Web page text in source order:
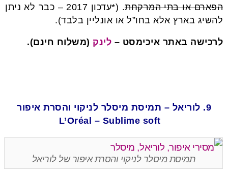
הפארם או בתי המרקחת
. (*עדכון 2017 – כבר לא ניתן
להשיג בארץ אלא בחו”ל או אונליין בלבד).
לרכישה באתר איכימסט – לינק (משלוח חינם).
9. לוריאל – תמיסת מיסלר לניקוי והסרת איפור
L’Oréal – Sublime soft
תמיסת מיסלר לניקוי והסרת איפור של לוריאל